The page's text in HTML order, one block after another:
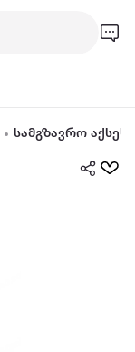
სამგზავრო